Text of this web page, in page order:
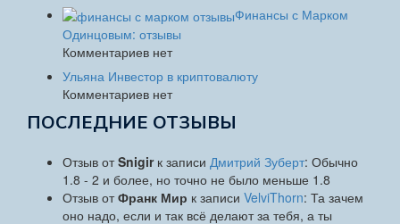
Финансы с Марком
Одинцовым: отзывы
Комментариев нет
Ульяна Инвестор в криптовалюту
Комментариев нет
ПОСЛЕДНИЕ ОТЗЫВЫ
Отзыв отSnigirк записи Дмитрий Зуберт: Обычно
1.8 - 2 и более, но точно не было меньше 1.8
Отзыв отФранк Мир к записи VelviThorn: Та зачем
оно надо, если и так всё делают за тебя, а ты